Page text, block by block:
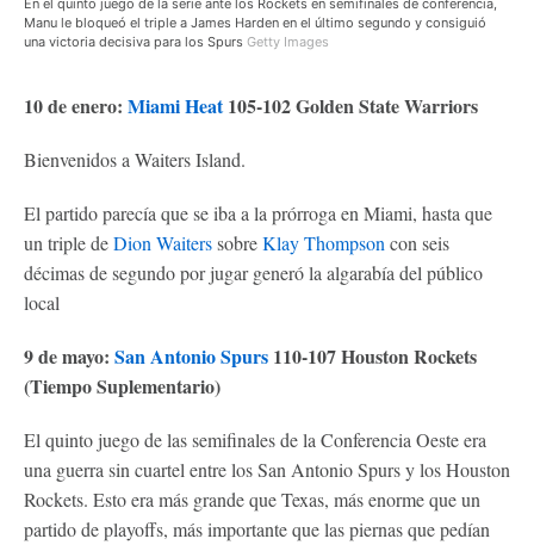
En el quinto juego de la serie ante los Rockets en semifinales de conferencia,
Manu le bloqueó el triple a James Harden en el último segundo y consiguió
una victoria decisiva para los Spurs Getty Images
10 de enero: Miami Heat105-102 Golden State Warriors
Bienvenidos a Waiters Island.
El partido parecía que se iba a la prórroga en Miami, hasta que
un triple deDion WaiterssobreKlay Thompsoncon seis
décimas de segundo por jugar generó la algarabía del público
local
9 de mayo: San Antonio Spurs 110-107 Houston Rockets
(Tiempo Suplementario)
El quinto juego de las semifinales de la Conferencia Oeste era
una guerra sin cuartel entre los San Antonio Spurs y los Houston
Rockets. Esto era más grande que Texas, más enorme que un
partido de playoffs, más importante que las piernas que pedían